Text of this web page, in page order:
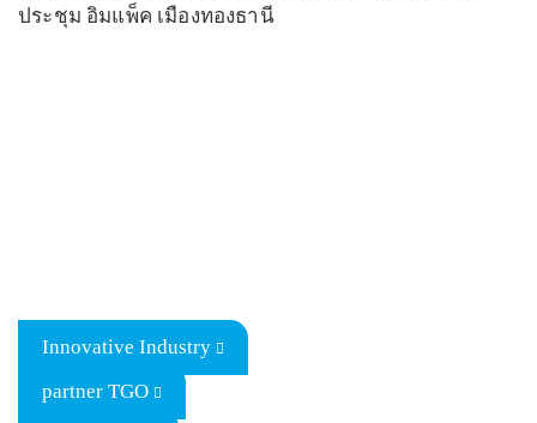
ประชุม อิมแพ็ค เมืองทองธานี
Innovative Industry
partner TGO